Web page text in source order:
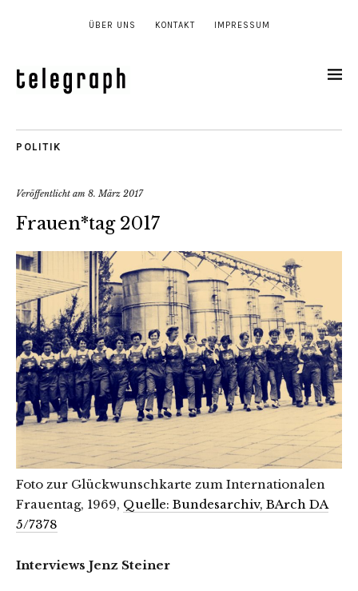
ÜBER UNS KONTAKT IMPRESSUM
POLITIK
Veröffentlicht am 8. März 2017
Frauen*tag 2017
Foto zur Glückwunschkarte zum Internationalen
Frauentag, 1969, Quelle: Bundesarchiv, BArch DA
5/7378
Interviews Jenz Steiner